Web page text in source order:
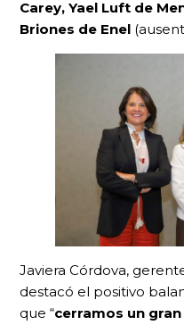
Carey, Yael Luft de
Briones de Enel
Javiera Córdova,
destacó el positivo
que “cerramos un